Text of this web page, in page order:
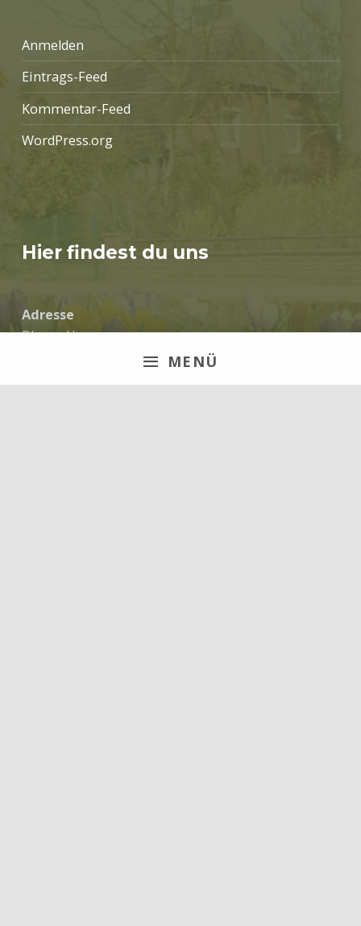
MENÜ
Anmelden
Eintrags-Feed
Kommentar-Feed
WordPress.org
Hier findest du uns
Adresse
Blaues Haus